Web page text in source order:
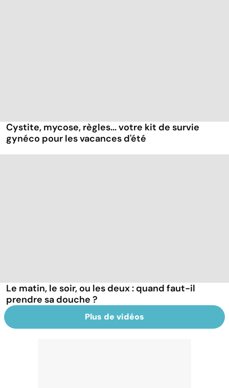
Cystite, mycose, règles... votre kit de survie
gynéco pour les vacances d'été
Le matin, le soir, ou les deux : quand faut-il
prendre sa douche ?
Plus de vidéos